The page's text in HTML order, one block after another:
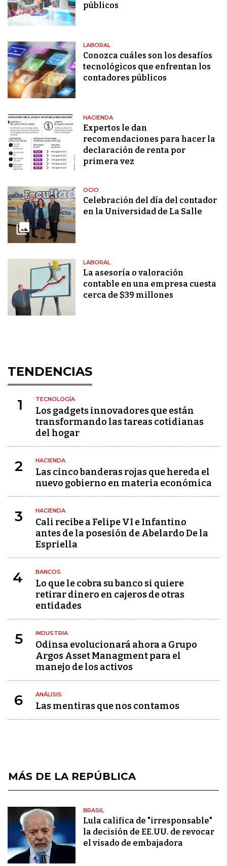
públicos
LABORAL
Conozca cuáles son los desafíos
tecnológicos que enfrentan los
contadores públicos
HACIENDA
Expertos le dan
recomendaciones para hacer la
declaración de renta por
primera vez
OCIO
Celebración del día del contador
en la Universidad de La Salle
LABORAL
La asesoría o valoración
contable en una empresa cuesta
cerca de $39 millones
TENDENCIAS
1 TECNOLOGÍA
Los gadgets innovadores que están
transformando las tareas cotidianas
del hogar
2 HACIENDA
Las cinco banderas rojas que hereda el
nuevo gobierno en materia económica
3 HACIENDA
Cali recibe a Felipe VI e Infantino
antes de la posesión de Abelardo De la
Espriella
4 BANCOS
Lo que le cobra su banco si quiere
retirar dinero en cajeros de otras
entidades
5 INDUSTRIA
Odinsa evolucionará ahora a Grupo
Argos Asset Managment para el
manejo de los activos
6 ANÁLISIS
Las mentiras que nos contamos
MÁS DE LA REPÚBLICA
BRASIL
Lula califica de "irresponsable"
la decisión de EE.UU. de revocar
el visado de embajadora